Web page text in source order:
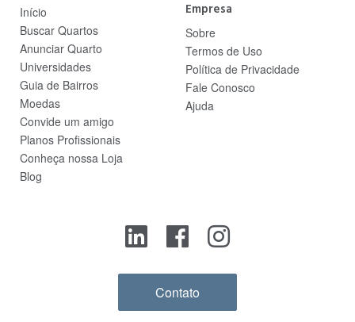
Início
Buscar Quartos
Anunciar Quarto
Universidades
Guia de Bairros
Moedas
Convide um amigo
Planos Profissionais
Conheça nossa Loja
Blog
Empresa
Sobre
Termos de Uso
Política de Privacidade
Fale Conosco
Ajuda
Contato